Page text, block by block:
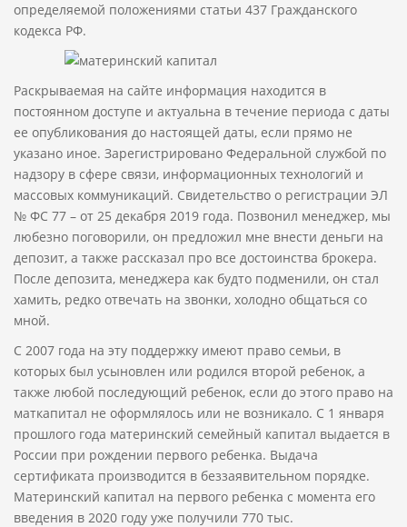
определяемой положениями статьи 437 Гражданского
кодекса РФ.
Раскрываемая на сайте информация находится в
постоянном доступе и актуальна в течение периода с даты
ее опубликования до настоящей даты, если прямо не
указано иное. Зарегистрировано Федеральной службой по
надзору в сфере связи, информационных технологий и
массовых коммуникаций. Свидетельство о регистрации ЭЛ
№ ФС 77 – от 25 декабря 2019 года. Позвонил менеджер, мы
любезно поговорили, он предложил мне внести деньги на
депозит, а также рассказал про все достоинства брокера.
После депозита, менеджера как будто подменили, он стал
хамить, редко отвечать на звонки, холодно общаться со
мной.
С 2007 года на эту поддержку имеют право семьи, в
которых был усыновлен или родился второй ребенок, а
также любой последующий ребенок, если до этого право на
маткапитал не оформлялось или не возникало. С 1 января
прошлого года материнский семейный капитал выдается в
России при рождении первого ребенка. Выдача
сертификата производится в беззаявительном порядке.
Материнский капитал на первого ребенка с момента его
введения в 2020 году уже получили 770 тыс.